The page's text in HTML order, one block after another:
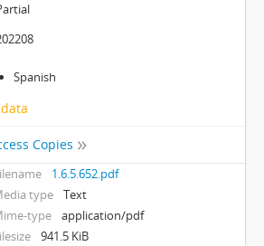
Spanish
Copies
1.6.5.652.pdf
type
Text
type
application/pdf
941.5 KiB